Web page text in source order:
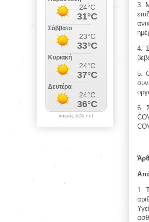
3.
4.
5.
6.
1.
καιρός k24.net